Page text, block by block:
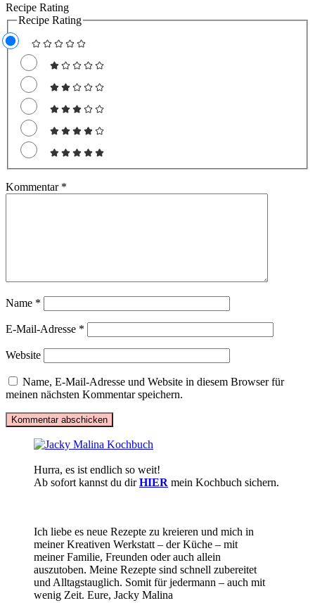
Recipe Rating
Recipe Rating
Kommentar *
Name *
E-Mail-Adresse *
Website
Name, E-Mail-Adresse und Website in diesem Browser für
meinen nächsten Kommentar speichern.
Hurra, es ist endlich so weit!
Ab sofort kannst du dirHIER mein Kochbuch sichern.
Ich liebe es neue Rezepte zu kreieren und mich in
meiner Kreativen Werkstatt – der Küche – mit
meiner Familie, Freunden oder auch allein
auszutoben. Meine Rezepte sind schnell zubereitet
und Alltagstauglich. Somit für jedermann – auch mit
wenig Zeit. Eure, Jacky Malina